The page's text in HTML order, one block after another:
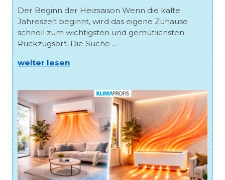
Der Beginn der Heizsaison Wenn die kalte
Jahreszeit beginnt, wird das eigene Zuhause
schnell zum wichtigsten und gemütlichsten
Rückzugsort. Die Suche ...
weiter lesen